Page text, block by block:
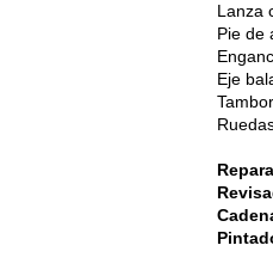
Lanza
Pie de
Eje